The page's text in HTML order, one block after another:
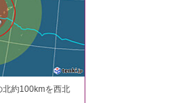
北約100kmを西北